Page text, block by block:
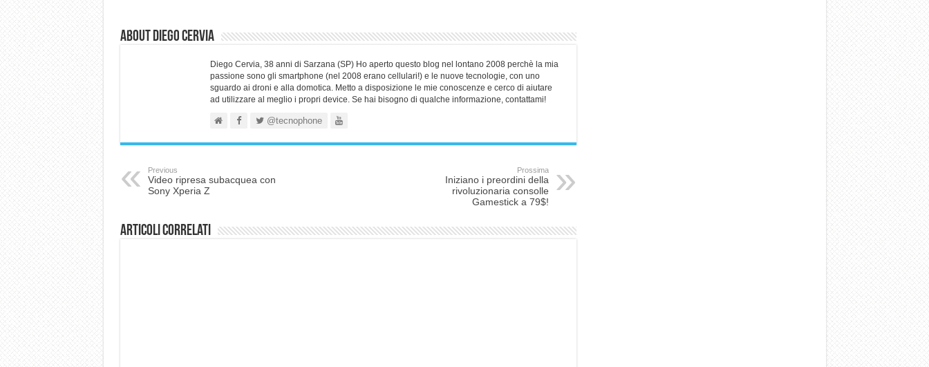
About Diego Cervia
Diego Cervia, 38 anni di Sarzana (SP) Ho aperto questo blog nel lontano 2008 perchè la mia
passione sono gli smartphone (nel 2008 erano cellulari!) e le nuove tecnologie, con uno
sguardo ai droni e alla domotica. Metto a disposizione le mie conoscenze e cerco di aiutare
ad utilizzare al meglio i propri device. Se hai bisogno di qualche informazione, contattami!
@tecnophone
Previous
Video ripresa subacquea con
Sony Xperia Z
Prossima
Iniziano i preordini della
rivoluzionaria consolle
Gamestick a 79$!
Articoli correlati